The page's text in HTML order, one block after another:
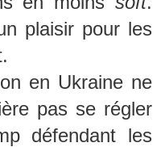
plaisir pour les
en Ukraine ne
pas se régler
défendant les